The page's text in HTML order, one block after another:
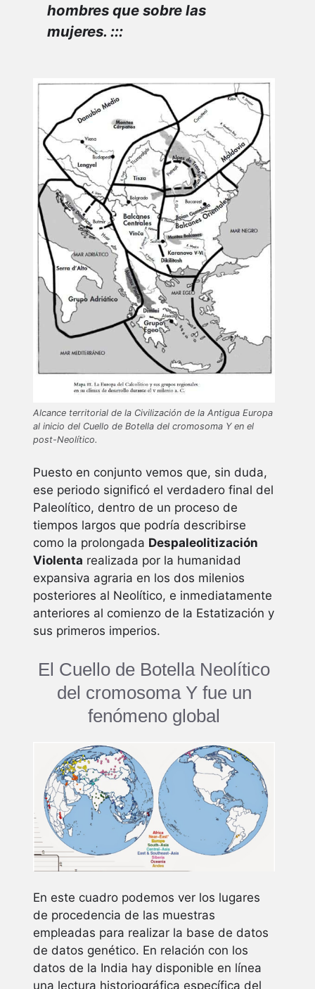
hombres que sobre las
mujeres. :::
Alcance territorial de la Civilización de la Antigua Europa
al inicio del Cuello de Botella del cromosoma Y en el
post-Neolítico.
Puesto en conjunto vemos que, sin duda,
ese periodo significó el verdadero final del
Paleolítico, dentro de un proceso de
tiempos largos que podría describirse
como la prolongada Despaleolitización
Violenta realizada por la humanidad
expansiva agraria en los dos milenios
posteriores al Neolítico, e inmediatamente
anteriores al comienzo de la Estatización y
sus primeros imperios.
El Cuello de Botella Neolítico
del cromosoma Y fue un
fenómeno global
En este cuadro podemos ver los lugares
de procedencia de las muestras
empleadas para realizar la base de datos
de datos genético. En relación con los
datos de la India hay disponible en línea
una lectura historiográfica específica del